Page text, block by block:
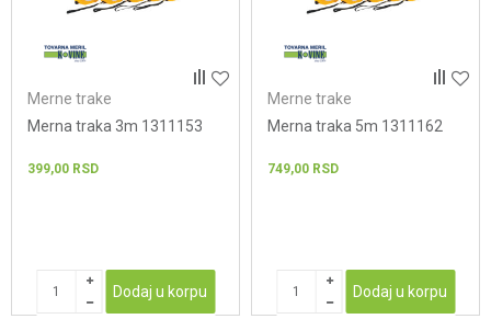
Merne trake
Merna traka 3m 1311153
399,00 RSD
Dodaj u korpu
Merne trake
Merna traka 5m 1311162
749,00 RSD
Dodaj u korpu